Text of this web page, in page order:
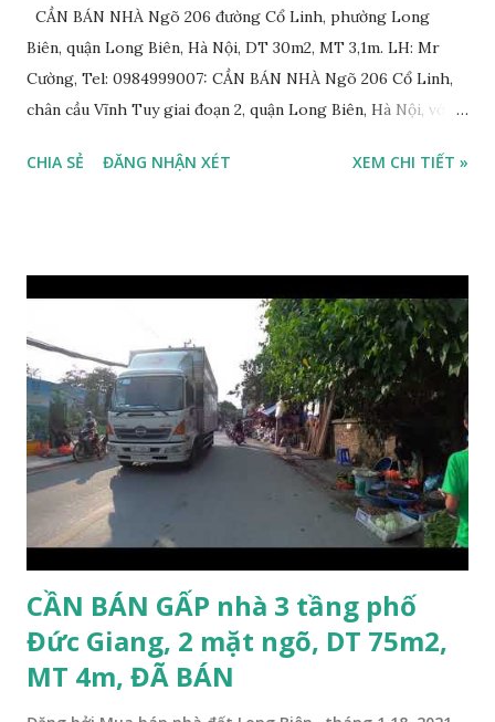
CẦN BÁN NHÀ Ngõ 206 đường Cổ Linh, phường Long
Biên, quận Long Biên, Hà Nội, DT 30m2, MT 3,1m. LH: Mr
Cường, Tel: 0984999007: CẦN BÁN NHÀ Ngõ 206 Cổ Linh,
chân cầu Vĩnh Tuy giai đoạn 2, quận Long Biên, Hà Nội, với
Cổ Linh, ngõ trước nhà rộng 5m, ô tô để trước nhà được; *
lý: sổ đỏ chính chủ; * Giá bán: 3,1 tỷ, có thương lượng với
khách thiện chí mua nhanh trước Tết Âm lịch; Thông tin
tiện ích xung quanh nhà Ngõ 206 đường Cổ Linh cần bán
trước Tết Âm lịch; * Nhà nằm trong ngõ 206 đường Cổ Linh,
trước nhà là khoảng sân rộng ô tô đỗ cửa; * Cách chợ tạm
cuối ngõ 206 Cổ Linh khoảng 50m; * Cách mặt đường Cổ
Linh khoảng 150m; * Cách siêu thị Aeon Mall Long Biên
khoảng 200m; * Cách chân cầu Vĩnh Tuy khoảng 300m; *
Cách Trường Tiểu học Đoàn Kết, Trường cấ...
CHIA SẺ ĐĂNG NHẬN XÉT XEM CHI TIẾT »
CẦN BÁN GẤP nhà 3 tầng phố
Đức Giang, 2 mặt ngõ, DT 75m2,
MT 4m, ĐÃ BÁN